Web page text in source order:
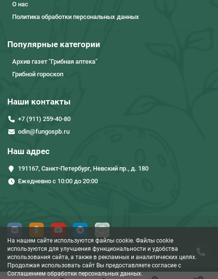
На нашем сайте используются файлы cookie. Файлы cookie
используются для улучшения функциональности и удобства
использования сайта, а также в рекламных и аналитических целях.
Продолжая использовать сайт Вы предоставляете согласие c
Соглашением обработки персональных данных.
О нас
Политика обработки персональных данных
Популярные категории
Архив газет "Грибная аптека"
Грибной гороскоп
Наши контакты
+7 (911) 259-40-80
odin@fungospb.ru
Наш адрес
191167, Санкт-Петербург, Невский пр., д. 180
Ежедневно с 10:00 до 20:00